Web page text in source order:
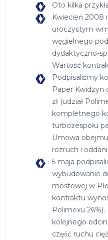
Oto kilka
Kwiecień 2008
uroczystym
węgielnego
dydaktyczno-
Wartość
Podpisaliśmy
Paper Kwidzyn
zł (udział
kompletnego
turbozespołu
Umowa
rozruch i
5 maja
wybudowanie
mostowej w
kontraktu
Polimexu
kolejnego
część ruchu